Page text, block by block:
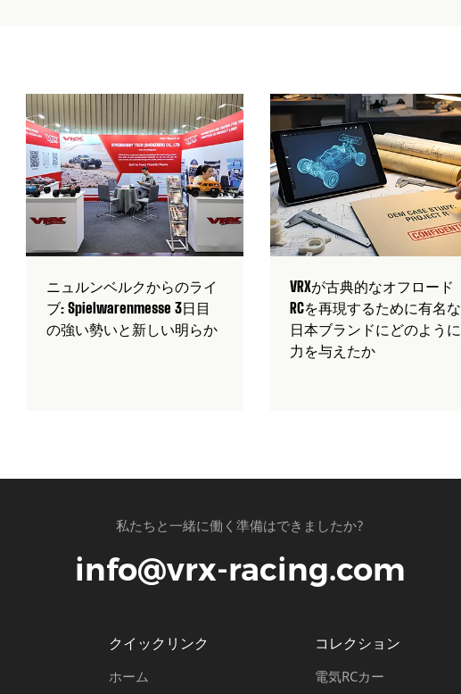
ニュルンベルクからのライ
ブ: Spielwarenmesse 3日目
の強い勢いと新しい明らか
VRXが古典的なオフロード
RCを再現するために有名な
日本ブランドにどのように
力を与えたか
私たちと一緒に働く準備はできましたか?
info@vrx-racing.com
クイックリンク
ホーム
コレクション
電気RCカー